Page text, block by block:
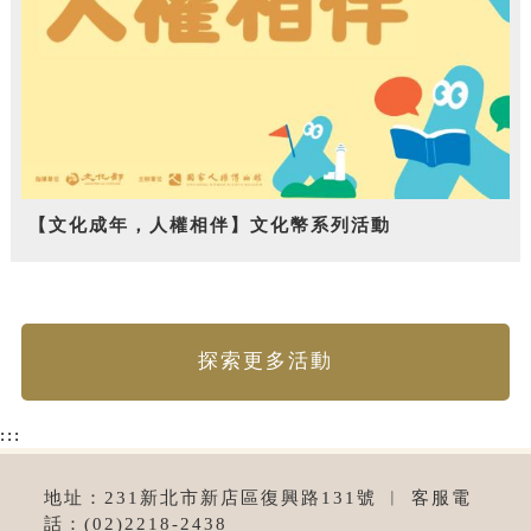
【文化成年，人權相伴】文化幣系列活動
探索更多活動
:::
地址：231新北市新店區復興路131號 ︱ 客服電
話：(02)2218-2438